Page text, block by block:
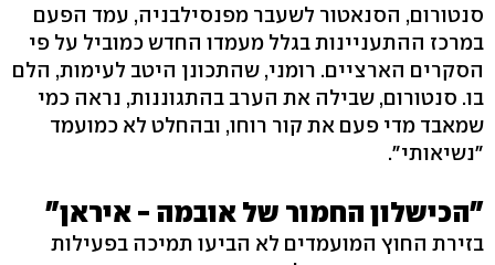
סנטורום, הסנאטור לשעבר מפנסילבניה, עמד הפעם
במרכז ההתעניינות בגלל מעמדו החדש כמוביל על פי
הסקרים הארציים. רומני, שהתכונן היטב לעימות, הלם
בו. סנטורום, שבילה את הערב בהתגוננות, נראה כמי
שמאבד מדי פעם את קור רוחו, ובהחלט לא כמועמד
"נשיאותי".
"הכישלון החמור של אובמה - איראן"
בזירת החוץ המועמדים לא הביעו תמיכה בפעילות